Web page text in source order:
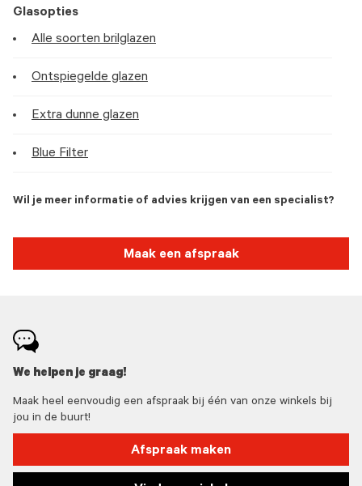
Glasopties
Alle soorten brilglazen
Ontspiegelde glazen
Extra dunne glazen
Blue Filter
Wil je meer informatie of advies krijgen van een specialist?
Maak een afspraak
We helpen je graag!
Maak heel eenvoudig een afspraak bij één van onze winkels bij
jou in de buurt!
Afspraak maken